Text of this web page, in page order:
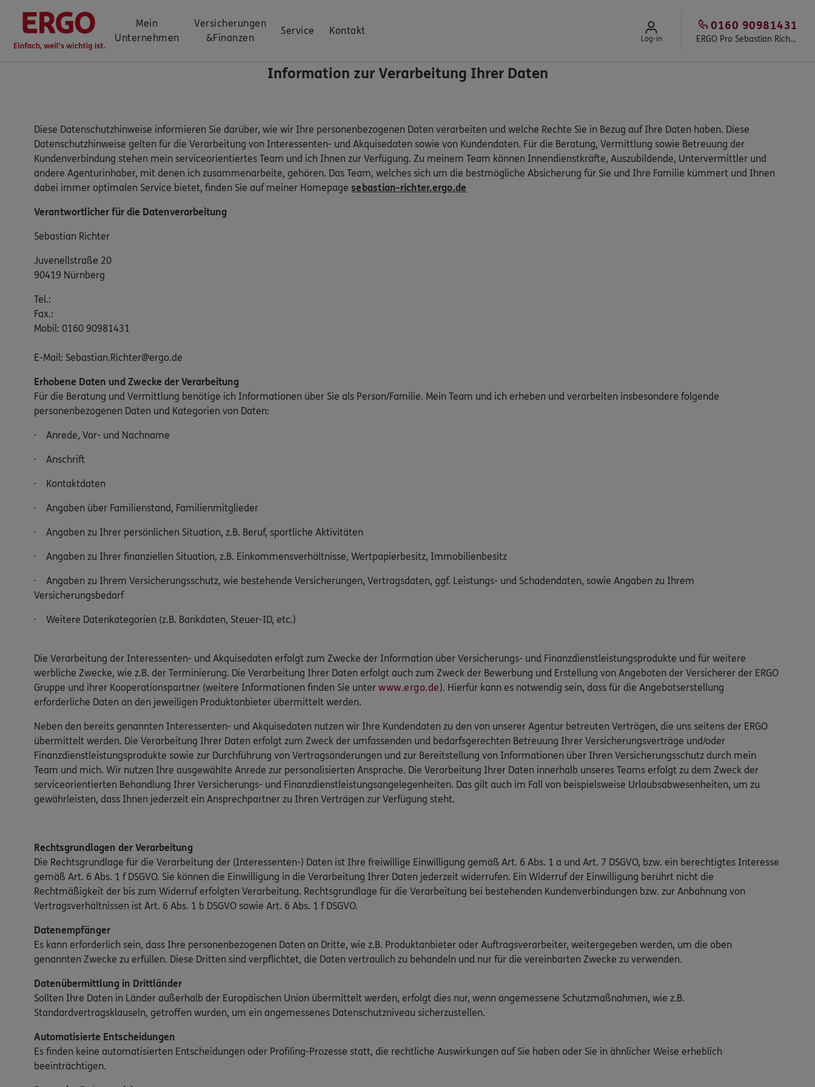
Mein
Unternehmen
Versicherungen
&Finanzen
Service Kontakt
Log-in ERGO Pro Sebastian Richter
0160 90981431
Information zur Verarbeitung Ihrer Daten
Diese Datenschutzhinweise informieren Sie darüber, wie wir Ihre personenbezogenen Daten verarbeiten und welche Rechte Sie in Bezug auf Ihre Daten haben. Diese
Datenschutzhinweise gelten für die Verarbeitung von Interessenten- und Akquisedaten sowie von Kundendaten. Für die Beratung, Vermittlung sowie Betreuung der
Kundenverbindung stehen mein serviceorientiertes Team und ich Ihnen zur Verfügung. Zu meinem Team können Innendienstkräfte, Auszubildende, Untervermittler und
andere Agenturinhaber, mit denen ich zusammenarbeite, gehören. Das Team, welches sich um die bestmögliche Absicherung für Sie und Ihre Familie kümmert und Ihnen
dabei immer optimalen Service bietet, finden Sie auf meiner Homepage sebastian-richter.ergo.de
Verantwortlicher für die Datenverarbeitung
Sebastian Richter
Juvenellstraße 20
90419 Nürnberg
Tel.:
Fax.:
Mobil: 0160 90981431
E-Mail: Sebastian.Richter@ergo.de
Erhobene Daten und Zwecke der Verarbeitung
Für die Beratung und Vermittlung benötige ich Informationen über Sie als Person/Familie. Mein Team und ich erheben und verarbeiten insbesondere folgende
personenbezogenen Daten und Kategorien von Daten:
· Anrede, Vor- und Nachname
· Anschrift
· Kontaktdaten
· Angaben über Familienstand, Familienmitglieder
· Angaben zu Ihrer persönlichen Situation, z.B. Beruf, sportliche Aktivitäten
· Angaben zu Ihrer finanziellen Situation, z.B. Einkommensverhältnisse, Wertpapierbesitz, Immobilienbesitz
· Angaben zu Ihrem Versicherungsschutz, wie bestehende Versicherungen, Vertragsdaten, ggf. Leistungs- und Schadendaten, sowie Angaben zu Ihrem
Versicherungsbedarf
· Weitere Datenkategorien (z.B. Bankdaten, Steuer-ID, etc.)
Die Verarbeitung der Interessenten- und Akquisedaten erfolgt zum Zwecke der Information über Versicherungs- und Finanzdienstleistungsprodukte und für weitere
werbliche Zwecke, wie z.B. der Terminierung. Die Verarbeitung Ihrer Daten erfolgt auch zum Zweck der Bewerbung und Erstellung von Angeboten der Versicherer der ERGO
Gruppe und ihrer Kooperationspartner (weitere Informationen finden Sie unter www.ergo.de). Hierfür kann es notwendig sein, dass für die Angebotserstellung
erforderliche Daten an den jeweiligen Produktanbieter übermittelt werden.
Neben den bereits genannten Interessenten- und Akquisedaten nutzen wir Ihre Kundendaten zu den von unserer Agentur betreuten Verträgen, die uns seitens der ERGO
übermittelt werden. Die Verarbeitung Ihrer Daten erfolgt zum Zweck der umfassenden und bedarfsgerechten Betreuung Ihrer Versicherungsverträge und/oder
Finanzdienstleistungsprodukte sowie zur Durchführung von Vertragsänderungen und zur Bereitstellung von Informationen über Ihren Versicherungsschutz durch mein
Team und mich. Wir nutzen Ihre ausgewählte Anrede zur personalisierten Ansprache. Die Verarbeitung Ihrer Daten innerhalb unseres Teams erfolgt zu dem Zweck der
serviceorientierten Behandlung Ihrer Versicherungs- und Finanzdienstleistungsangelegenheiten. Das gilt auch im Fall von beispielsweise Urlaubsabwesenheiten, um zu
gewährleisten, dass Ihnen jederzeit ein Ansprechpartner zu Ihren Verträgen zur Verfügung steht.
Rechtsgrundlagen der Verarbeitung
Die Rechtsgrundlage für die Verarbeitung der (Interessenten-) Daten ist Ihre freiwillige Einwilligung gemäß Art. 6 Abs. 1 a und Art. 7 DSGVO, bzw. ein berechtigtes Interesse
gemäß Art. 6 Abs. 1 f DSGVO. Sie können die Einwilligung in die Verarbeitung Ihrer Daten jederzeit widerrufen. Ein Widerruf der Einwilligung berührt nicht die
Rechtmäßigkeit der bis zum Widerruf erfolgten Verarbeitung. Rechtsgrundlage für die Verarbeitung bei bestehenden Kundenverbindungen bzw. zur Anbahnung von
Vertragsverhältnissen ist Art. 6 Abs. 1 b DSGVO sowie Art. 6 Abs. 1 f DSGVO.
Datenempfänger
Es kann erforderlich sein, dass Ihre personenbezogenen Daten an Dritte, wie z.B. Produktanbieter oder Auftragsverarbeiter, weitergegeben werden, um die oben
genannten Zwecke zu erfüllen. Diese Dritten sind verpflichtet, die Daten vertraulich zu behandeln und nur für die vereinbarten Zwecke zu verwenden.
Datenübermittlung in Drittländer
Sollten Ihre Daten in Länder außerhalb der Europäischen Union übermittelt werden, erfolgt dies nur, wenn angemessene Schutzmaßnahmen, wie z.B.
Standardvertragsklauseln, getroffen wurden, um ein angemessenes Datenschutzniveau sicherzustellen.
Automatisierte Entscheidungen
Es finden keine automatisierten Entscheidungen oder Profiling-Prozesse statt, die rechtliche Auswirkungen auf Sie haben oder Sie in ähnlicher Weise erheblich
beeinträchtigen.